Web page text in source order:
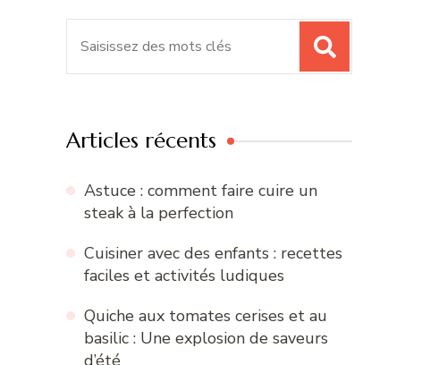
Articles récents
Astuce : comment faire cuire un
steak à la perfection
Cuisiner avec des enfants : recettes
faciles et activités ludiques
Quiche aux tomates cerises et au
basilic : Une explosion de saveurs
d’été